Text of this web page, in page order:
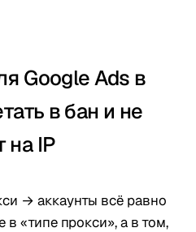
Google Ads в
в бан и не
на IP
→ аккаунты всё равно
«типе прокси», а в том,